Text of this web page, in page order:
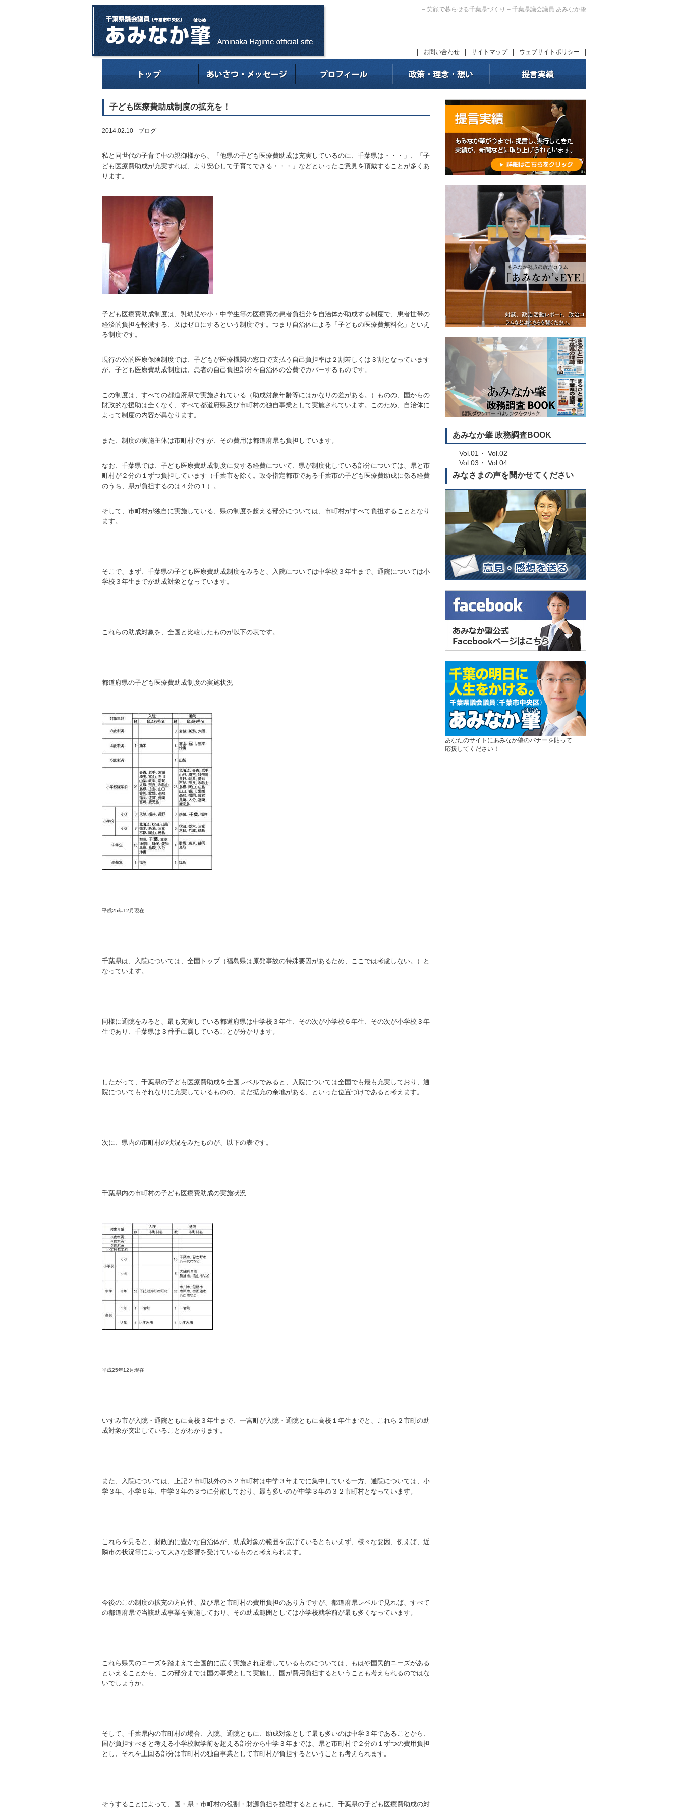
– 笑顔で暮らせる千葉県づくり – 千葉県議会議員 あみなか肇
お問い合わせ サイトマップ ウェブサイトポリシー
子ども医療費助成制度の拡充を！
2014.02.10 - ブログ
私と同世代の子育て中の親御様から、「他県の子ども医療費助成は充実しているのに、千葉県は・・・」、「子
ども医療費助成が充実すれば、より安心して子育てできる・・・」などといったご意見を頂戴することが多くあ
ります。
子ども医療費助成制度は、乳幼児や小・中学生等の医療費の患者負担分を自治体が助成する制度で、患者世帯の
経済的負担を軽減する、又はゼロにするという制度です。つまり自治体による「子どもの医療費無料化」といえ
る制度です。
現行の公的医療保険制度では、子どもが医療機関の窓口で支払う自己負担率は２割若しくは３割となっています
が、子ども医療費助成制度は、患者の自己負担部分を自治体の公費でカバーするものです。
この制度は、すべての都道府県で実施されている（助成対象年齢等にはかなりの差がある。）ものの、国からの
財政的な援助は全くなく、すべて都道府県及び市町村の独自事業として実施されています。このため、自治体に
よって制度の内容が異なります。
また、制度の実施主体は市町村ですが、その費用は都道府県も負担しています。
なお、千葉県では、子ども医療費助成制度に要する経費について、県が制度化している部分については、県と市
町村が２分の１ずつ負担しています（千葉市を除く。政令指定都市である千葉市の子ども医療費助成に係る経費
のうち、県が負担するのは４分の１）。
そして、市町村が独自に実施している、県の制度を超える部分については、市町村がすべて負担することとなり
ます。
そこで、まず、千葉県の子ども医療費助成制度をみると、入院については中学校３年生まで、通院については小
学校３年生までが助成対象となっています。
これらの助成対象を、全国と比較したものが以下の表です。
都道府県の子ども医療費助成制度の実施状況
平成25年12月現在
千葉県は、入院については、全国トップ（福島県は原発事故の特殊要因があるため、ここでは考慮しない。）と
なっています。
同様に通院をみると、最も充実している都道府県は中学校３年生、その次が小学校６年生、その次が小学校３年
生であり、千葉県は３番手に属していることが分かります。
したがって、千葉県の子ども医療費助成を全国レベルでみると、入院については全国でも最も充実しており、通
院についてもそれなりに充実しているものの、まだ拡充の余地がある、といった位置づけであると考えます。
次に、県内の市町村の状況をみたものが、以下の表です。
千葉県内の市町村の子ども医療費助成の実施状況
平成25年12月現在
いすみ市が入院・通院ともに高校３年生まで、一宮町が入院・通院ともに高校１年生までと、これら２市町の助
成対象が突出していることがわかります。
また、入院については、上記２市町以外の５２市町村は中学３年までに集中している一方、通院については、小
学３年、小学６年、中学３年の３つに分散しており、最も多いのが中学３年の３２市町村となっています。
これらを見ると、財政的に豊かな自治体が、助成対象の範囲を広げているともいえず、様々な要因、例えば、近
隣市の状況等によって大きな影響を受けているものと考えられます。
今後のこの制度の拡充の方向性、及び県と市町村の費用負担のあり方ですが、都道府県レベルで見れば、すべて
の都道府県で当該助成事業を実施しており、その助成範囲としては小学校就学前が最も多くなっています。
これら県民のニーズを踏まえて全国的に広く実施され定着しているものについては、もはや国民的ニーズがある
といえることから、この部分までは国の事業として実施し、国が費用負担するということも考えられるのではな
いでしょうか。
そして、千葉県内の市町村の場合、入院、通院ともに、助成対象として最も多いのは中学３年であることから、
国が負担すべきと考える小学校就学前を超える部分から中学３年までは、県と市町村で２分の１ずつの費用負担
とし、それを上回る部分は市町村の独自事業として市町村が負担するということも考えられます。
そうすることによって、国・県・市町村の役割・財源負担を整理するとともに、千葉県の子ども医療費助成の対
あみなか肇 政務調査BOOK
Vol.01 ・ Vol.02
Vol.03 ・ Vol.04
みなさまの声を聞かせてください
あなたのサイトにあみなか肇のバナーを貼って
応援してください！